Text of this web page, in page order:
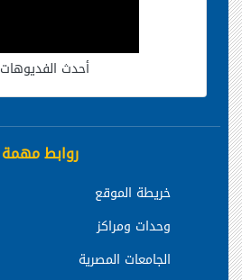
أحدث الفديوهات
روابط مهمة
خريطة الموقع
وحدات ومراكز
الجامعات المصرية